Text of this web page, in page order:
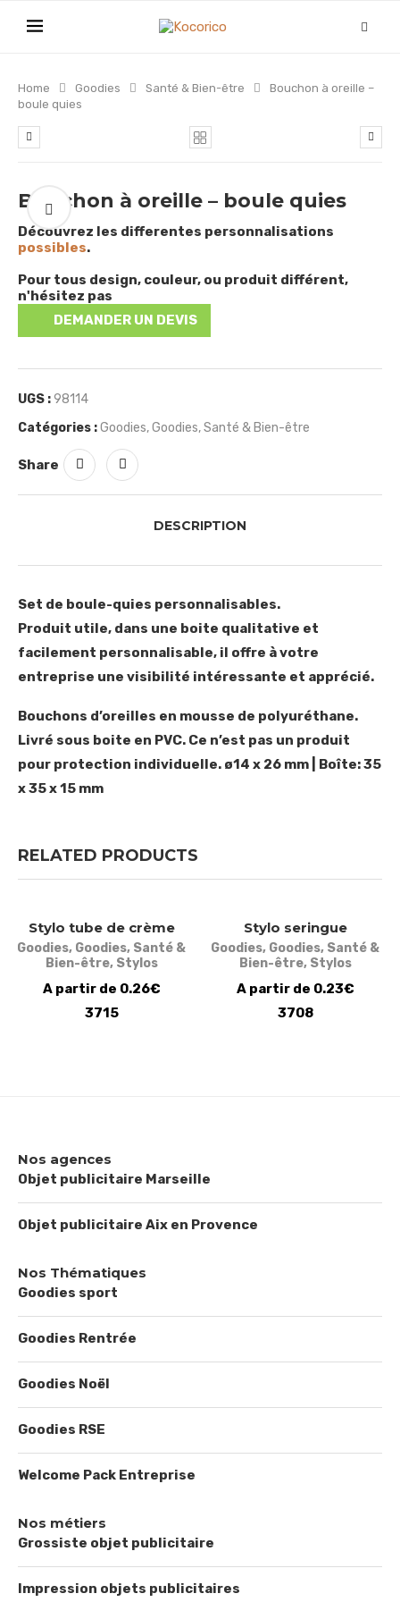
Home Goodies Santé & Bien-être
Bouchon à oreille –
boule quies
Bouchon à oreille – boule quies
Découvrez les differentes personnalisations
possibles.
Pour tous design, couleur, ou produit différent,
n'hésitez pas
DEMANDER UN DEVIS
UGS :98114
Catégories :Goodies,Goodies,Santé & Bien-être
Share
DESCRIPTION
Set de boule-quies personnalisables.
Produit utile, dans une boite qualitative et
facilement personnalisable, il offre à votre
entreprise une visibilité intéressante et apprécié.
Bouchons d’oreilles en mousse de polyuréthane.
Livré sous boite en PVC. Ce n’est pas un produit
pour protection individuelle. ø14 x 26 mm | Boîte: 35
x 35 x 15 mm
RELATED PRODUCTS
Stylo tube de crème
Goodies, Goodies, Santé &
Bien-être, Stylos
A partir de 0.26€
3715
Stylo seringue
Goodies, Goodies, Santé &
Bien-être, Stylos
A partir de 0.23€
3708
Nos agences
Objet publicitaire Marseille
Objet publicitaire Aix en Provence
Nos Thématiques
Goodies sport
Goodies Rentrée
Goodies Noël
Goodies RSE
Welcome Pack Entreprise
Nos métiers
Grossiste objet publicitaire
Impression objets publicitaires